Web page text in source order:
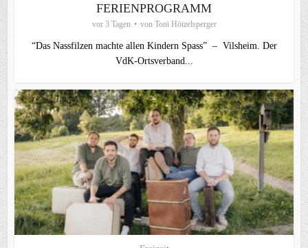
FERIENPROGRAMM
vor 3 Tagen von Toni Hötzelsperger
“Das Nassfilzen machte allen Kindern Spass” – Vilsheim. Der
VdK-Ortsverband...